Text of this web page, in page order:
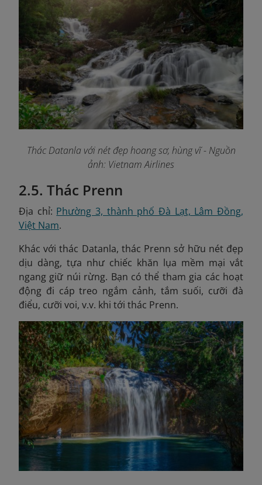
Thác Datanla với nét đẹp hoang sơ, hùng vĩ- Nguồn
ảnh: Vietnam Airlines
2.5. Thác Prenn
Địa chỉ: Phường 3, thành phố Đà Lạt, Lâm Đồng,
Việt Nam.
Khác với thác Datanla, thác Prenn sở hữu nét đẹp
dịu dàng, tựa như chiếc khăn lụa mềm mại vắt
ngang giữ núi rừng. Bạn có thể tham gia các hoạt
động đi cáp treo ngắm cảnh, tắm suối, cưỡi đà
điểu, cưỡi voi, v.v. khi tới thác Prenn.